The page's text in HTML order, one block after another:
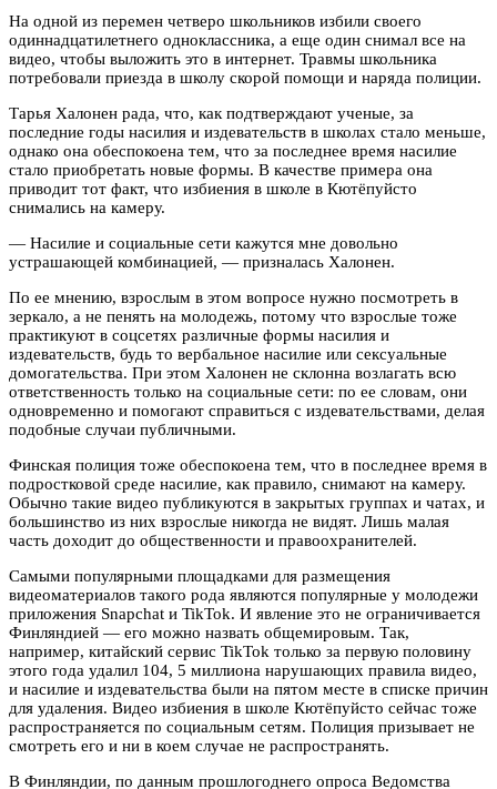
На одной из перемен четверо школьников избили своего
одиннадцатилетнего одноклассника, а еще один снимал все на
видео, чтобы выложить это в интернет. Травмы школьника
потребовали приезда в школу скорой помощи и наряда полиции.
Тарья Халонен рада, что, как подтверждают ученые, за
последние годы насилия и издевательств в школах стало меньше,
однако она обеспокоена тем, что за последнее время насилие
стало приобретать новые формы. В качестве примера она
приводит тот факт, что избиения в школе в Кютёпуйсто
снимались на камеру.
— Насилие и социальные сети кажутся мне довольно
устрашающей комбинацией, — призналась Халонен.
По ее мнению, взрослым в этом вопросе нужно посмотреть в
зеркало, а не пенять на молодежь, потому что взрослые тоже
практикуют в соцсетях различные формы насилия и
издевательств, будь то вербальное насилие или сексуальные
домогательства. При этом Халонен не склонна возлагать всю
ответственность только на социальные сети: по ее словам, они
одновременно и помогают справиться с издевательствами, делая
подобные случаи публичными.
Финская полиция тоже обеспокоена тем, что в последнее время в
подростковой среде насилие, как правило, снимают на камеру.
Обычно такие видео публикуются в закрытых группах и чатах, и
большинство из них взрослые никогда не видят. Лишь малая
часть доходит до общественности и правоохранителей.
Самыми популярными площадками для размещения
видеоматериалов такого рода являются популярные у молодежи
приложения Snapchat и TikTok. И явление это не ограничивается
Финляндией — его можно назвать общемировым. Так,
например, китайский сервис TikTok только за первую половину
этого года удалил 104, 5 миллиона нарушающих правила видео,
и насилие и издевательства были на пятом месте в списке причин
для удаления. Видео избиения в школе Кютёпуйсто сейчас тоже
распространяется по социальным сетям. Полиция призывает не
смотреть его и ни в коем случае не распространять.
В Финляндии, по данным прошлогоднего опроса Ведомства